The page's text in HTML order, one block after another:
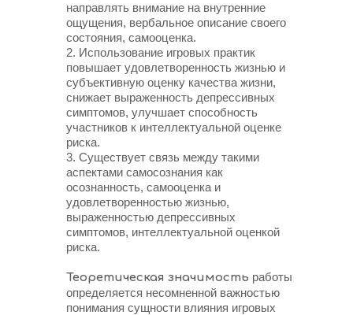
направлять внимание на внутренние
ощущения, вербальное описание своего
состояния, самооценка.
2. Использование игровых практик
повышает удовлетворенность жизнью и
субъективную оценку качества жизни,
снижает выраженность депрессивных
симптомов, улучшает способность
участников к интеллектуальной оценке
риска.
3. Существует связь между такими
аспектами самосознания как
осознанность, самооценка и
удовлетворенностью жизнью,
выраженностью депрессивных
симптомов, интеллектуальной оценкой
риска.
Теоретическая значимость работы
определяется несомненной важностью
понимания сущности влияния игровых